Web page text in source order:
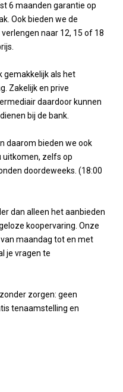
6 maanden garantie op
Ook bieden we de
naar 12, 15 of 18
gemakkelijk als het
Zakelijk en prive
daardoor kunnen
bij de bank.
daarom bieden we ook
uitkomen, zelfs op
doordeweeks. (18:00
dan alleen het aanbieden
koopervaring. Onze
maandag tot en met
je vragen te
zorgen: geen
tenaamstelling en